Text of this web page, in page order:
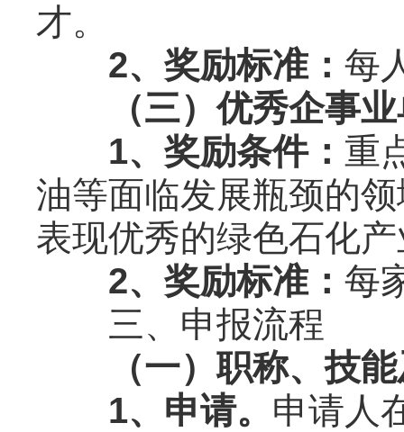
才。
2、奖励标准： 每
（三）优秀企事
1、奖励条件： 重
油等面临发展瓶颈的
表现优秀的绿色石化
2、奖励标准： 每
三、申报流程
（一）职称、技
1、申请。 申请人